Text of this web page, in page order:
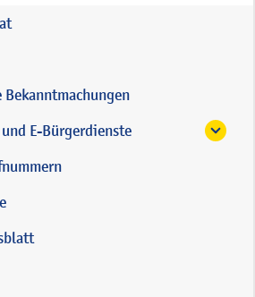
E-Bürgerdienste